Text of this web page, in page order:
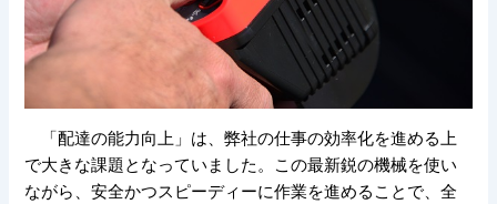
「配達の能力向上」は、弊社の仕事の効率化を進める上
で大きな課題となっていました。この最新鋭の機械を使い
ながら、安全かつスピーディーに作業を進めることで、全